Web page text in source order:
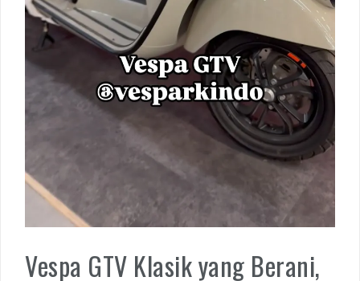
Vespa GTV Klasik yang Berani,